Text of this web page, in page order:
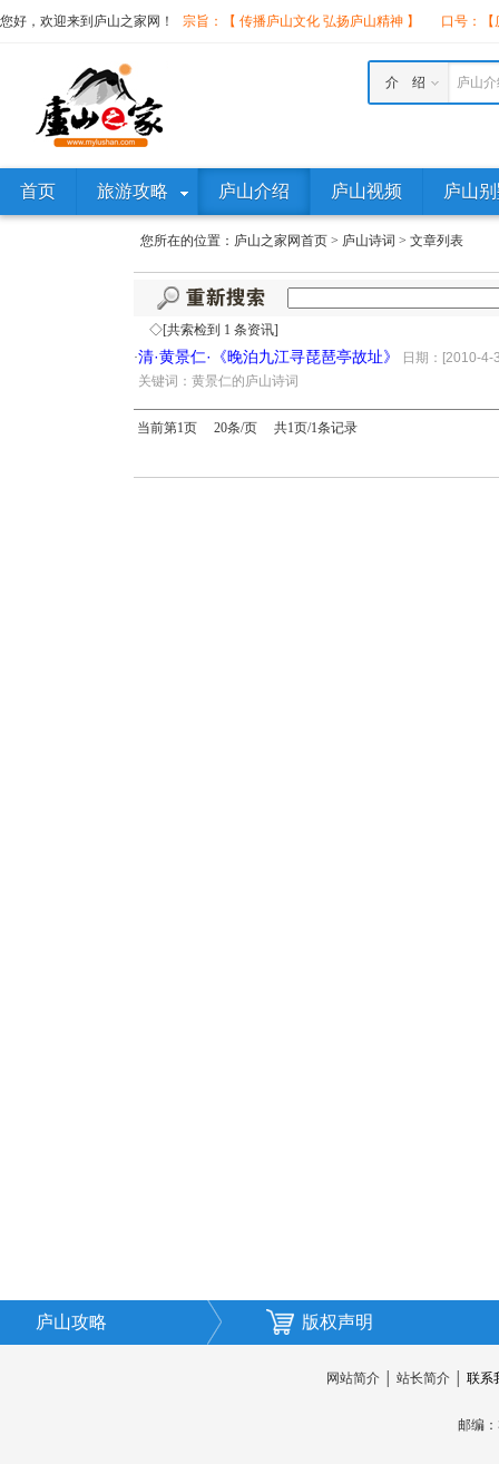
您好，欢迎来到庐山之家网！ 宗旨：【 传播庐山文化 弘扬庐山精神 】 口号：
庐山
介 绍
首页 旅游攻略 庐山介绍 庐山视频 庐山
您所在的位置： 庐山之家网首页 > 庐山诗词 > 文章列表
◇[共索检到 1 条资讯]
·清·黄景仁·《晚泊九江寻琵琶亭故址》
日期：[2010-4-
关键词：黄景仁的庐山诗词
当前第1页 20条/页 共1页/1条记录
庐山攻略 版权声明
网站简介│ 站长简介│ 联系
邮编